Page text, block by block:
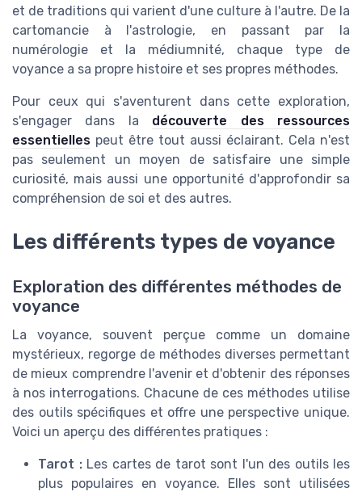
et de traditions qui varient d'une culture à l'autre. De la
cartomancie à l'astrologie, en passant par la
numérologie et la médiumnité, chaque type de
voyance a sa propre histoire et ses propres méthodes.
Pour ceux qui s'aventurent dans cette exploration,
s'engager dans la découverte des ressources
essentielles peut être tout aussi éclairant. Cela n'est
pas seulement un moyen de satisfaire une simple
curiosité, mais aussi une opportunité d'approfondir sa
compréhension de soi et des autres.
Les différents types de voyance
Exploration des différentes méthodes de
voyance
La voyance, souvent perçue comme un domaine
mystérieux, regorge de méthodes diverses permettant
de mieux comprendre l'avenir et d'obtenir des réponses
à nos interrogations. Chacune de ces méthodes utilise
des outils spécifiques et offre une perspective unique.
Voici un aperçu des différentes pratiques :
Tarot :Les cartes de tarot sont l'un des outils les
plus populaires en voyance. Elles sont utilisées